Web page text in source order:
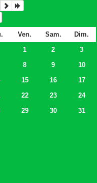
Ven. Sam.
Dim.
1 2
3
8 9
10
15 16
17
22 23
24
29 30 31